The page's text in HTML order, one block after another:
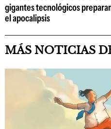
gigantes tecnológicos
el apocalipsis
MÁS NOTICIAS